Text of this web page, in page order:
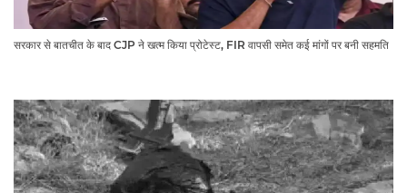
सरकार से बातचीत के बाद CJP ने खत्म किया प्रोटेस्ट, FIR वापसी समेत कई मांगों पर बनी सहमति